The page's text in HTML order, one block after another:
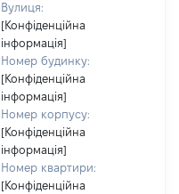
Вулиця:
[Конфіденційна
інформація]
Номер будинку:
[Конфіденційна
інформація]
Номер корпусу:
[Конфіденційна
інформація]
Номер квартири:
[Конфіденційна